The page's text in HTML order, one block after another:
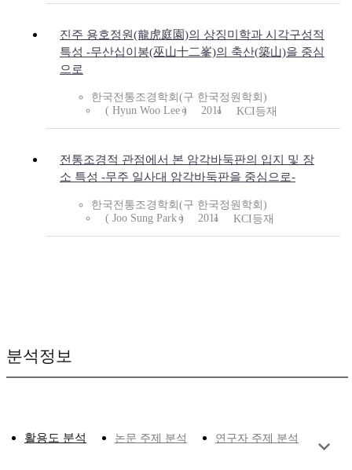
진주 용호정원(龍虎庭園)의 상징미학과 시각구성적
특성 -무산십이봉(巫山十二峯)의 축산(築山)을 중심
으로
한국전통조경학회(구 한국정원학회)
( Hyun Woo Lee )
2011 KCI등재
전통조경적 관점에서 본 암각바둑판의 입지 및 장
소 특성 -무주 일사대 암각바둑판을 중심으로-
한국전통조경학회(구 한국정원학회)
( Joo Sung Park )
2011 KCI등재
분석정보
활용도 분석 논문 주제 분석 연구자 주제 분석